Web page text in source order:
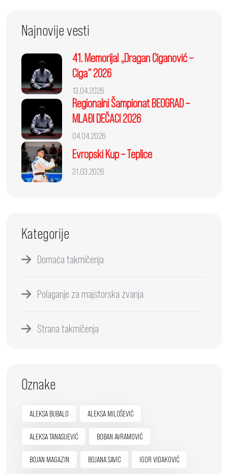
Najnovije vesti
41. Memorijal „Dragan Ciganović –
Ciga“ 2026
13.04.2026
Regionalni Šampionat BEOGRAD –
MLAĐI DEČACI 2026
04.04.2026
Evropski Kup – Teplice
31.03.2026
Kategorije
Domaća takmičenja
Polaganje za majstorska zvanja
Strana takmičenja
Oznake
ALEKSA BUBALO ALEKSA MILOŠEVIĆ
ALEKSA TANASIJEVIĆ BOBAN AVRAMOVIĆ
BOJAN MAGAZIN BOJANA SAVIC IGOR VIDAKOVIĆ